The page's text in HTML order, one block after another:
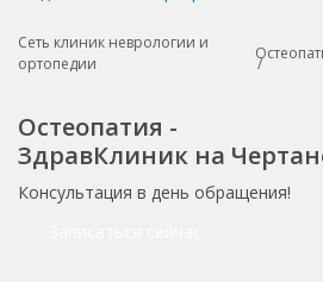
Сеть клиник неврологии и
ортопедии
Остеопатия -
ЗдравКлиник на
Консультация в день обращения!